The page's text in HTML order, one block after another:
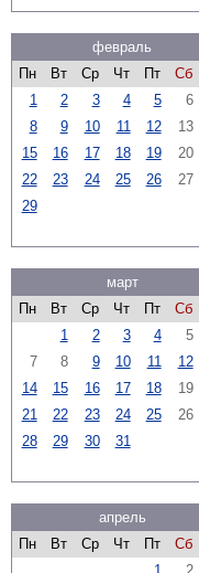
февраль
Пн
Вт Ср Чт Пт Сб
1
2 3 4 5 6
8
9 10 11 12 13
15
16 17 18 19 20
22
23 24 25 26 27
29
март
Пн
Вт Ср Чт Пт Сб
1
2 3 4 5
7
8 9 10 11 12
14
15 16 17 18 19
21
22 23 24 25 26
28
29 30 31
апрель
Пн
Вт Ср Чт Пт Сб